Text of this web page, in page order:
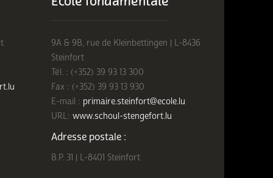
9A & 9B, rue de Kleinbettingen | L-8436
Steinfort
Tél. : (+352) 39 93 13 300
Fax : (+352) 39 93 13 930
E-mail : primaire.steinfort@ecole.lu
URL: www.schoul-stengefort.lu
Adresse postale :
B.P. 31 | L-8401 Steinfort